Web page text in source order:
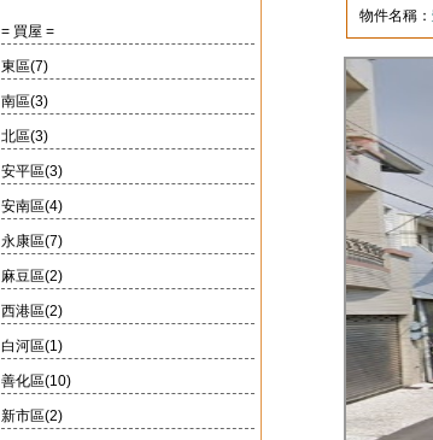
= 買屋 =
東區(7)
南區(3)
北區(3)
安平區(3)
安南區(4)
永康區(7)
麻豆區(2)
西港區(2)
白河區(1)
善化區(10)
新市區(2)
物件名稱：